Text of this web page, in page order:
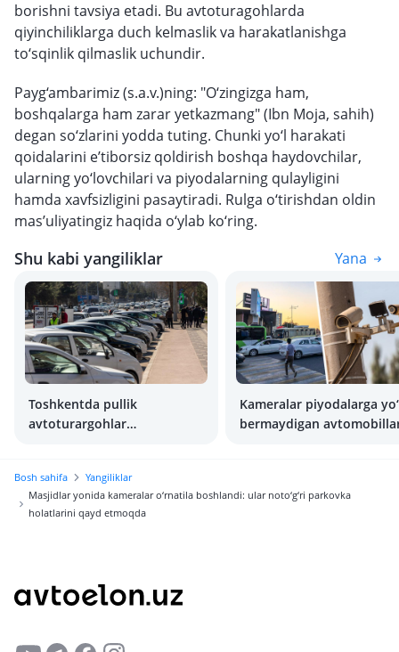
borishni tavsiya etadi. Bu avtoturagohlarda
qiyinchiliklarga duch kelmaslik va harakatlanishga
to‘sqinlik qilmaslik uchundir.
Payg‘ambarimiz (s.a.v.)ning: "O‘zingizga ham,
boshqalarga ham zarar yetkazmang" (Ibn Moja, sahih)
degan so‘zlarini yodda tuting. Chunki yo‘l harakati
qoidalarini e’tiborsiz qoldirish boshqa haydovchilar,
ularning yo‘lovchilari va piyodalarning qulayligini
hamda xavfsizligini pasaytiradi. Rulga o‘tirishdan oldin
mas’uliyatingiz haqida o‘ylab ko‘ring.
Shu kabi yangiliklar Yana
Toshkentda pullik
avtoturargohlar
turadi?
Kameralar piyodalarga
bermaydigan
Bosh sahifa
Yangiliklar
Masjidlar yonida kameralar o‘rnatila boshlandi: ular noto‘g‘ri parkovka
holatlarini qayd etmoqda